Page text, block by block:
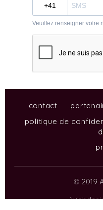
contact
politique de
© 2019